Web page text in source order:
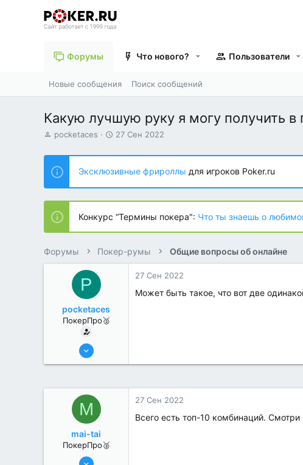
Форумы Что нового? Пользователи
Новые сообщения Поиск сообщений
Какую лучшую руку я могу получить в
А
т
о
р
т
е
м
ы
pocketaces
Д
т
н
а
ч
а
27 Сен 2022
Эксклюзивные фрироллы для игроков Poker.ru
Конкурс “Термины покера": Что ты знаешь о
Форумы Покер-румы Общие вопросы об онлайне
P
pocketaces
ПокерПро🥈
6 Июн 2022
27 Сен 2022
Может быть такое, что вот две
M
mai-tai
ПокерПро🥈
6 Июн 2022
27 Сен 2022
Всего есть топ-10 комбинаций.